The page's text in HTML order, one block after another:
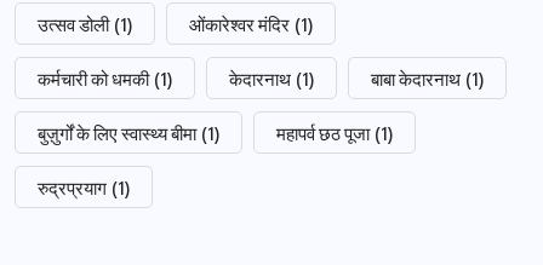
उत्सव डोली (1) ओंकारेश्वर मंदिर (1)
कर्मचारी को धमकी (1) केदारनाथ (1) बाबा केदारनाथ (1)
बुज़ुर्गों के लिए स्वास्थ्य बीमा (1) महापर्व छठ पूजा (1)
रुद्रप्रयाग (1)